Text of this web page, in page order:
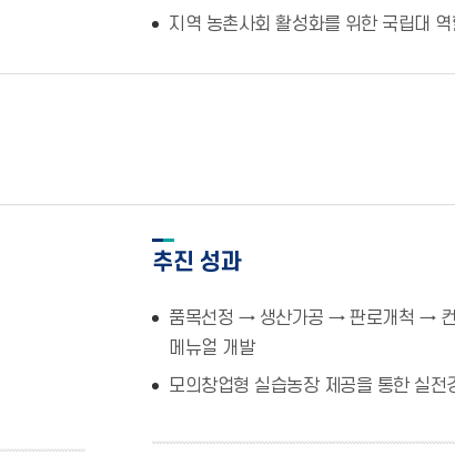
지역 농촌사회 활성화를 위한 국립대
추진 성과
품목선정 → 생산가공 → 판로개척 → 컨
메뉴얼 개발
모의창업형 실습농장 제공을 통한 실전